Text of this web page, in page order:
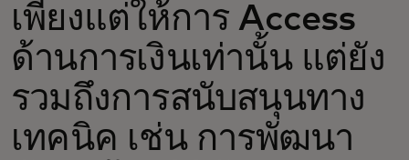
เพียงแต่ให้การ Access
ด้านการเงินเท่านั้น แต่ยัง
รวมถึงการสนับสนุนทาง
เทคนิค เช่น การพัฒนา